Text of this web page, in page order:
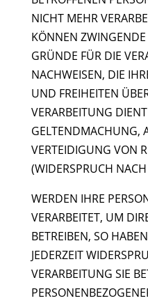
NICHT MEHR
KÖNNEN
GRÜNDE FÜR DIE
NACHWEISEN, DIE
UND FREIHEITEN
VERARBEITUNG
GELTENDMACHUNG,
VERTEIDIGUNG VON
(WIDERSPRUCH
WERDEN IHRE
VERARBEITET, UM
BETREIBEN, SO
JEDERZEIT
VERARBEITUNG SIE